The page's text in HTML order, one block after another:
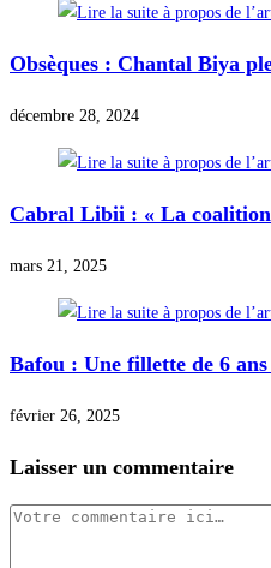
Obsèques : Chantal Biya
décembre 28, 2024
Cabral Libii : « La coalition
mars 21, 2025
Bafou : Une fillette de 6
février 26, 2025
Laisser un commentaire